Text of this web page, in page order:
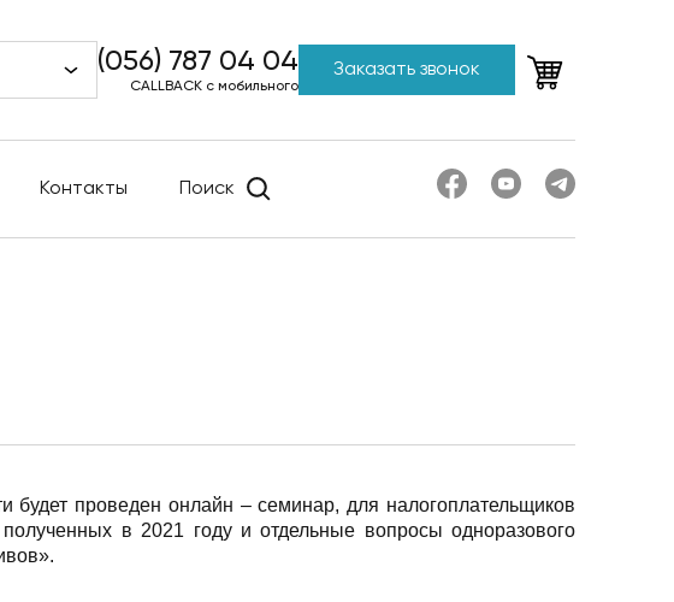
(056) 787 04 04
CALLBACK с мобильного
Заказать звонок
Контакты Поиск
проведен онлайн – семинар, для налогоплательщиков
в 2021 году и отдельные вопросы одноразового